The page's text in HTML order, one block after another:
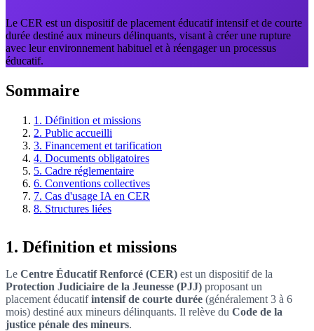
Le CER est un dispositif de placement éducatif intensif et de courte
durée destiné aux mineurs délinquants, visant à créer une rupture
avec leur environnement habituel et à réengager un processus
éducatif.
Sommaire
1. Définition et missions
2. Public accueilli
3. Financement et tarification
4. Documents obligatoires
5. Cadre réglementaire
6. Conventions collectives
7. Cas d'usage IA en CER
8. Structures liées
1. Définition et missions
Le Centre Éducatif Renforcé (CER) est un dispositif de la
Protection Judiciaire de la Jeunesse (PJJ) proposant un
placement éducatifintensif de courte durée (généralement 3 à 6
mois) destiné aux mineurs délinquants. Il relève du Code de la
justice pénale des mineurs.